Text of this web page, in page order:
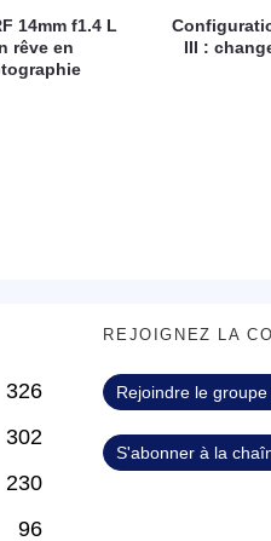
14mm f1.4 L
rêve en
III :
326
302
230
96
REJOIGNEZ LA
Rejoindre le
S'abonner à la